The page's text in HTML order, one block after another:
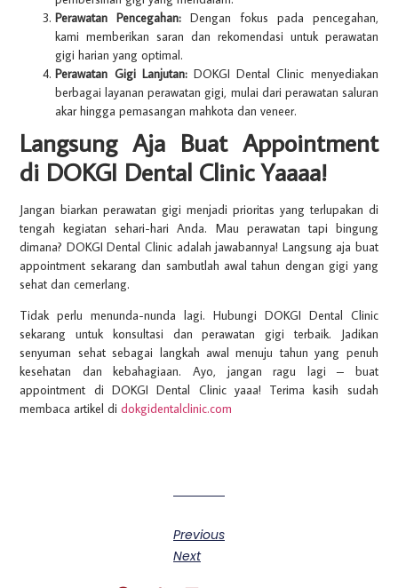
Perawatan Pencegahan: Dengan fokus pada pencegahan,
kami memberikan saran dan rekomendasi untuk perawatan
gigi harian yang optimal.
Perawatan Gigi Lanjutan:DOKGI Dental Clinic menyediakan
berbagai layanan perawatan gigi, mulai dari perawatan saluran
akar hingga pemasangan mahkota dan veneer.
Langsung Aja Buat Appointment
di DOKGI Dental Clinic Yaaaa!
Jangan biarkan perawatan gigi menjadi prioritas yang terlupakan di
tengah kegiatan sehari-hari Anda. Mau perawatan tapi bingung
dimana? DOKGI Dental Clinic adalah jawabannya! Langsung aja buat
appointment sekarang dan sambutlah awal tahun dengan gigi yang
sehat dan cemerlang.
Tidak perlu menunda-nunda lagi. Hubungi DOKGI Dental Clinic
sekarang untuk konsultasi dan perawatan gigi terbaik. Jadikan
senyuman sehat sebagai langkah awal menuju tahun yang penuh
kesehatan dan kebahagiaan. Ayo, jangan ragu lagi – buat
appointment di DOKGI Dental Clinic yaaa! Terima kasih sudah
membaca artikel didokgidentalclinic.com
Previous
Next